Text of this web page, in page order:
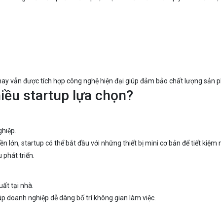
vẫn được tích hợp công nghệ hiện đại giúp đảm bảo chất lượng sản
startup lựa chọn?
lớn, startup có thể bắt đầu với những thiết bị mini cơ bản để tiết kiệm
phát triển.
tại nhà.
doanh nghiệp dễ dàng bố trí không gian làm việc.